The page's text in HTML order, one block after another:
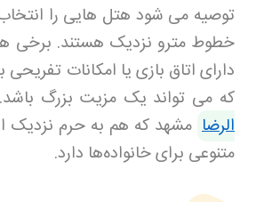
توصیه می شود هتل هایی را
خطوط مترو نزدیک هستند. برخی
دارای اتاق بازی یا امکانات
که می تواند یک مزیت بزرگ باشد.
الرضا مشهد که هم به حرم نزدیک
متنوعی برای خانواده‌ها دارد.